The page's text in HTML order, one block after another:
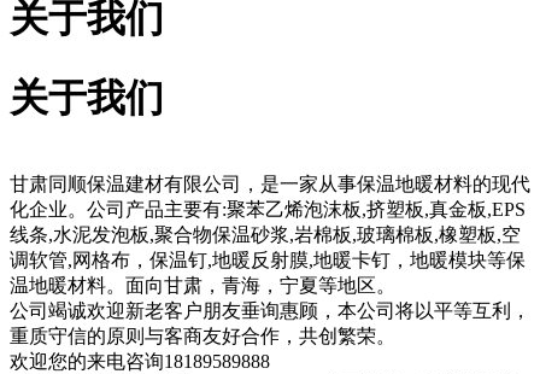
关于我们
关于我们
甘肃同顺保温建材有限公司，是一家从事保温地暖材料的现代
化企业。公司产品主要有:聚苯乙烯泡沫板,挤塑板,真金板,EPS
线条,水泥发泡板,聚合物保温砂浆,岩棉板,玻璃棉板,橡塑板,空
调软管,网格布，保温钉,地暖反射膜,地暖卡钉，地暖模块等保
温地暖材料。面向甘肃，青海，宁夏等地区。
公司竭诚欢迎新老客户朋友垂询惠顾，本公司将以平等互利，
重质守信的原则与客商友好合作，共创繁荣。
欢迎您的来电咨询18189589888